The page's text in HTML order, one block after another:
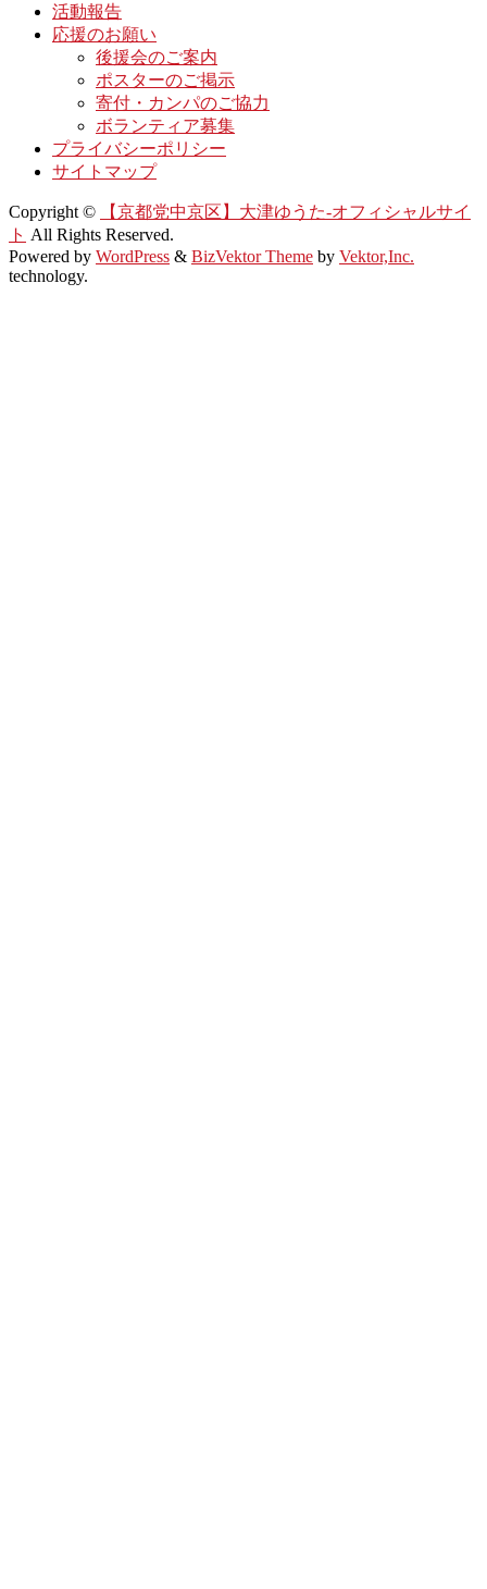
活動報告
応援のお願い
後援会のご案内
ポスターのご掲示
寄付・カンパのご協力
ボランティア募集
プライバシーポリシー
サイトマップ
Copyright ©
【京都党中京区】大津ゆうた-オフィシャルサイ
ト All Rights Reserved.
Powered by WordPress & BizVektor Theme by Vektor,Inc.
technology.